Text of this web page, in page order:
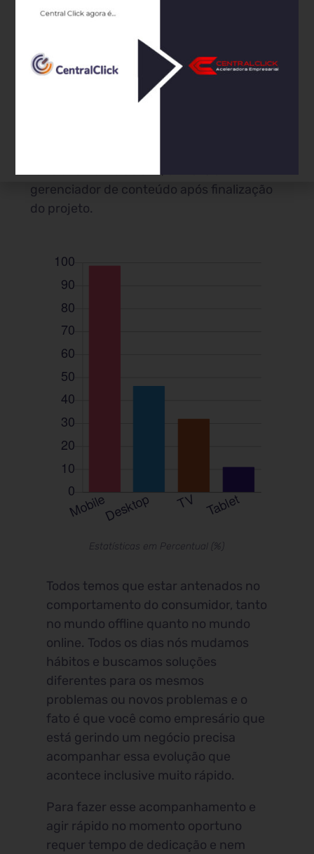
conteúdo para que o próprio cliente possa
atualizar caso queira. Esse treinamento fica
gravado e é disponibilizado o link para o
gerenciador de conteúdo após finalização
do projeto.
Estatísticas em Percentual (%)
Todos temos que estar antenados no
comportamento do consumidor, tanto
no mundo offline quanto no mundo
online. Todos os dias nós mudamos
hábitos e buscamos soluções
diferentes para os mesmos
problemas ou novos problemas e o
fato é que você como empresário que
está gerindo um negócio precisa
acompanhar essa evolução que
acontece inclusive muito rápido.
Para fazer esse acompanhamento e
agir rápido no momento oportuno
requer tempo de dedicação e nem